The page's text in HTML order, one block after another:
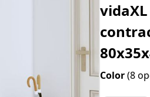
Color(8